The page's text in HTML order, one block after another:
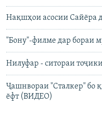
Нақшҳои асосии Сайёра
"Бону"-филме дар бораи
Нилуфар - ситораи
Ҷашнвораи "Сталкер" бо
ёфт (ВИДЕО)